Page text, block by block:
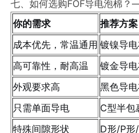
七、如何选购FOF导电泡棉
你的需求
推荐方案
成本优先，常温通用 镀镍导
高可靠性，耐高温
镀金导
外观要求高
黑色导
只需单面导电
C型半包
特殊间隙形状
D形/P形